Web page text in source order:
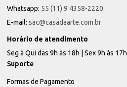
Whatsapp: 55 (11) 9 4358-2220
E-mail: sac@casadaarte.com.br
Horário de atendimento
Seg à Qui das 9h às 18h | Sex 9h às 17h
Suporte
Formas de Pagamento